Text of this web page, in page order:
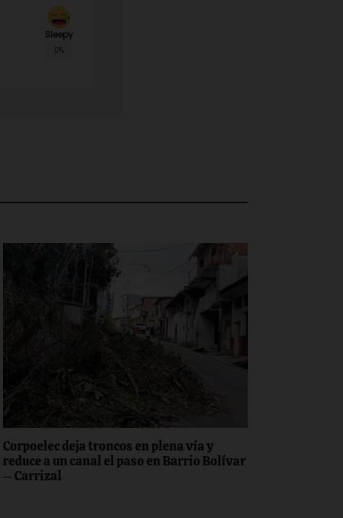
Sleepy
0%
Corpoelec deja troncos en plena vía y
reduce a un canal el paso en Barrio Bolívar
– Carrizal